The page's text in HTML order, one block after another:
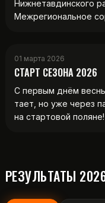
Нижнетавдинского
Межрегиональное
01 марта 2026
СТАРТ СЕЗОНА 2026
С первым днём
тает, но уже через
на стартовой
РЕЗУЛЬТАТЫ